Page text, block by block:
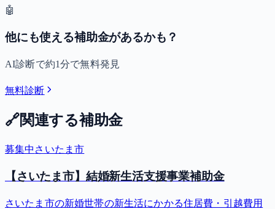
🤖
他にも使える補助金があるかも？
AI診断で約1分で無料発見
無料診断
🔗関連する補助金
募集中 さいたま市
【さいたま市】結婚新生活支援事業補助金
さいたま市の新婚世帯の新生活にかかる住居費・引越費用